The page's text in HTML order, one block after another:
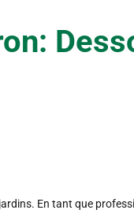
En tant que